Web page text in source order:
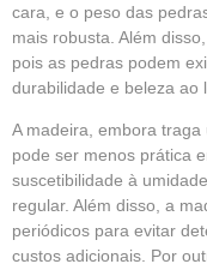
cara, e o peso das
mais robusta. Além
pois as pedras podem
durabilidade e beleza ao
A madeira, embora
pode ser menos prática
suscetibilidade à
regular. Além disso, a
periódicos para evitar
custos adicionais. Por